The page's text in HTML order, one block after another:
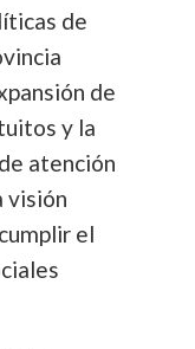
de
de
y la
atención
visión
el